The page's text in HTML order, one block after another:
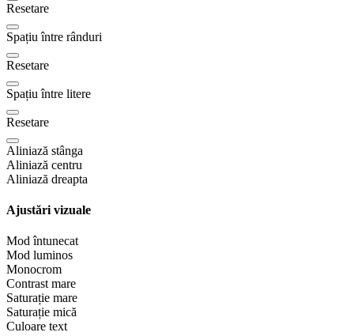
Resetare
Spațiu între rânduri
Resetare
Spațiu între litere
Resetare
Aliniază stânga
Aliniază centru
Aliniază dreapta
Ajustări vizuale
Mod întunecat
Mod luminos
Monocrom
Contrast mare
Saturație mare
Saturație mică
Culoare text